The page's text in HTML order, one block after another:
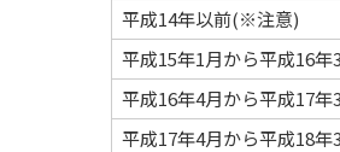
平成14年以前(※注意)
平成15年1月から平成16
平成16年4月から平成17年
平成17年4月から平成18年